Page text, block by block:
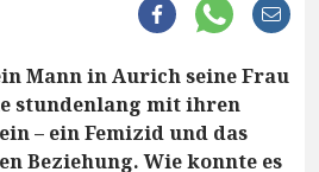
Mann in Aurich seine Frau
stundenlang mit ihren
– ein Femizid und das
Beziehung. Wie konnte es